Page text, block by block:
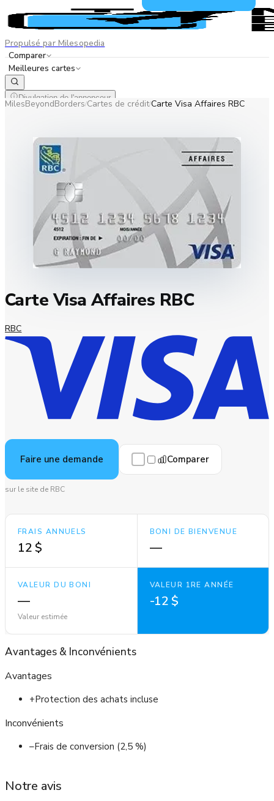
Propulsé par Milesopedia
Comparer
Meilleures cartes
Divulgation de l'annonceur
ENFR
MilesBeyondBorders/Cartes de crédit/Carte Visa Affaires RBC
Carte Visa Affaires RBC
RBC
Faire une demande Comparer
sur le site de RBC
FRAIS ANNUELS
12 $
BONI DE BIENVENUE
—
VALEUR DU BONI
—
Valeur estimée
VALEUR 1RE ANNÉE
-12 $
Avantages & Inconvénients
Avantages
+Protection des achats incluse
Inconvénients
–Frais de conversion (2,5 %)
Notre avis